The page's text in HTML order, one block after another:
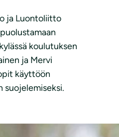
ja Luontoliitto
koulutuksen
ja Mervi
käyttöön
suojelemiseksi.